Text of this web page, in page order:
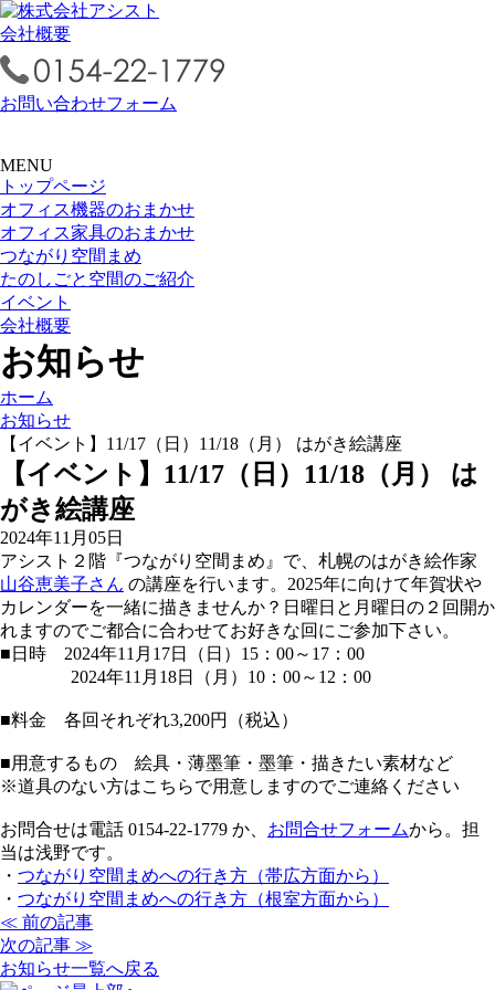
会社概要
お問い合わせフォーム
MENU
トップページ
オフィス機器のおまかせ
オフィス家具のおまかせ
つながり空間まめ
たのしごと空間のご紹介
イベント
会社概要
お知らせ
ホーム
お知らせ
【イベント】11/17（日）11/18（月） はがき絵講座
【イベント】11/17（日）11/18（月） は
がき絵講座
2024年11月05日
アシスト２階『つながり空間まめ』で、札幌のはがき絵作家
山谷恵美子さん の講座を行います。 2025年に向けて年賀状や
カレンダーを一緒に描きませんか？ 日曜日と月曜日の２回開か
れますのでご都合に合わせてお好きな回にご参加下さい。
■日時 2024年11月17日（日）15：00～17：00
2024年11月18日（月）10：00～12：00
■料金 各回それぞれ3,200円（税込）
■用意するもの 絵具・薄墨筆・墨筆・描きたい素材など
※道具のない方はこちらで用意しますのでご連絡ください
お問合せは電話 0154-22-1779 か、 お問合せフォームから。担
当は浅野です。
・ つながり空間まめへの行き方（帯広方面から）
・ つながり空間まめへの行き方（根室方面から）
≪ 前の記事
次の記事 ≫
お知らせ一覧へ戻る